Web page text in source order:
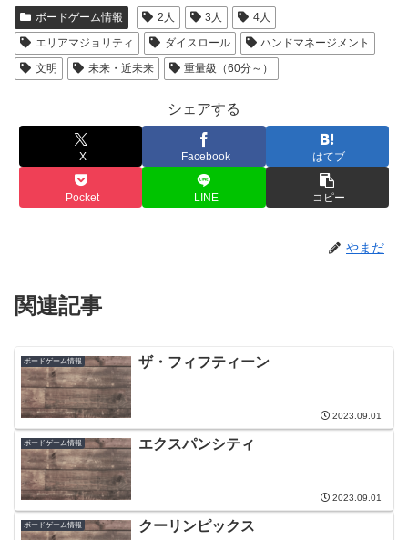
ボードゲーム情報 2人 3人
4人
エリアマジョリティ
ダイスロール
ハンドマネージメント
文明
未来・近未来 重量級（60分～）
シェアする
X Facebook はてブ
Pocket LINE コピー
やまだ
関連記事
ボードゲーム情報 ザ・フィフティーン
2023.09.01
ボードゲーム情報 エクスパンシティ
2023.09.01
ボードゲーム情報 クーリンピックス